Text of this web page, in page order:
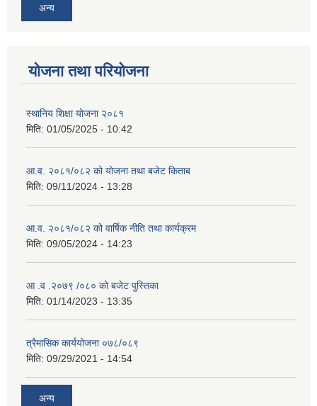
अन्य
योजना तथा परियोजना
स्थानिय शिक्षा योजना २०८१
मिति: 01/05/2025 - 10:42
आ.व. २०८१/०८२ को योजना तथा बजेट किताब
मिति: 09/11/2024 - 13:28
आ.व. २०८१/०८२ को वार्षिक नीति तथा कार्यक्रम
मिति: 09/05/2024 - 14:23
आ .व .२०७९ /०८० को बजेट पुस्तिका
मिति: 01/14/2023 - 13:35
त्रैमासिक कार्ययोजना ०७८/०८९
मिति: 09/29/2021 - 14:54
अन्य